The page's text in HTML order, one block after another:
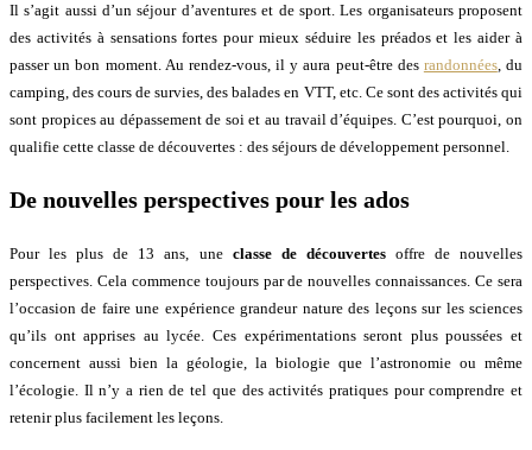
Il s’agit aussi d’un séjour d’aventures et de sport. Les organisateurs proposent
des activités à sensations fortes pour mieux séduire les préados et les aider à
passer un bon moment. Au rendez-vous, il y aura peut-être des randonnées, du
camping, des cours de survies, des balades en VTT, etc. Ce sont des activités qui
sont propices au dépassement de soi et au travail d’équipes. C’est pourquoi, on
qualifie cette classe de découvertes : des séjours de développement personnel.
De nouvelles perspectives pour les ados
Pour les plus de 13 ans, une classe de découvertesoffre de nouvelles
perspectives. Cela commence toujours par de nouvelles connaissances. Ce sera
l’occasion de faire une expérience grandeur nature des leçons sur les sciences
qu’ils ont apprises au lycée. Ces expérimentations seront plus poussées et
concernent aussi bien la géologie, la biologie que l’astronomie ou même
l’écologie. Il n’y a rien de tel que des activités pratiques pour comprendre et
retenir plus facilement les leçons.